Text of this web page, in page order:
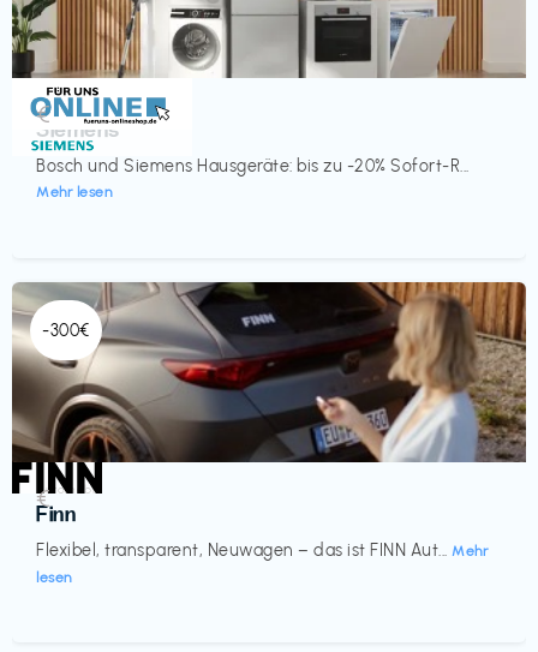
Küche & Haushalt
Siemens
Bosch und Siemens Hausgeräte: bis zu -20% Sofort-R...
Mehr lesen
€‎
-300€
Automobil
Finn
Flexibel, transparent, Neuwagen – das ist FINN Aut... Mehr
lesen
€‎